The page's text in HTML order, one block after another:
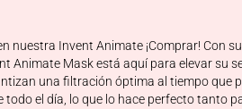
Invent Animate ¡Comprar! Con
Animate Mask está aquí para elevar su
una filtración óptima al tiempo que
el día, lo que lo hace perfecto tanto